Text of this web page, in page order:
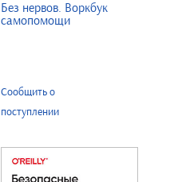
Без нервов. Воркбук
самопомощи
Сообщить о
поступлении